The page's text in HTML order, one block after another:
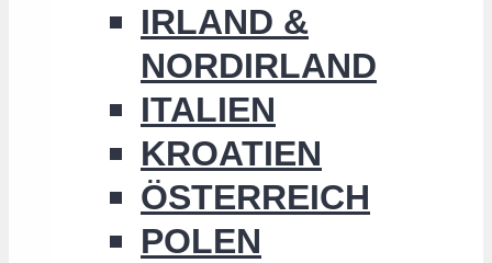
IRLAND &
NORDIRLAND
ITALIEN
KROATIEN
ÖSTERREICH
POLEN